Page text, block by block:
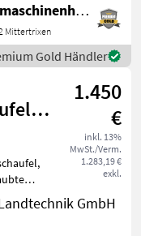
verfügbar. Wir sind g
Landmaschinenhandel Ouschan Anton
Mittertrixen
Gold Händler
1.450
€
inkl. 13%
MwSt./Verm.
1.283,19 €
exkl.
GmbH